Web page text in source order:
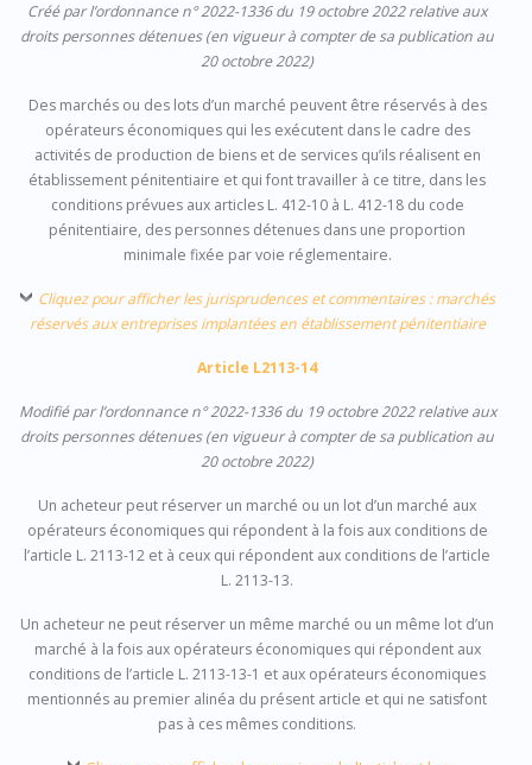
Créé par l’ordonnance n° 2022-1336 du 19 octobre 2022 relative aux
droits personnes détenues (en vigueur à compter de sa publication au
20 octobre 2022)
Des marchés ou des lots d’un marché peuvent être réservés à des
opérateurs économiques qui les exécutent dans le cadre des
activités de production de biens et de services qu’ils réalisent en
établissement pénitentiaire et qui font travailler à ce titre, dans les
conditions prévues aux articles L. 412-10 à L. 412-18 du code
pénitentiaire, des personnes détenues dans une proportion
minimale fixée par voie réglementaire.
Cliquez pour afficher les jurisprudences et commentaires : marchés
réservés aux entreprises implantées en établissement pénitentiaire
Article L2113-14
Modifié par l’ordonnance n° 2022-1336 du 19 octobre 2022 relative aux
droits personnes détenues (en vigueur à compter de sa publication au
20 octobre 2022)
Un acheteur peut réserver un marché ou un lot d’un marché aux
opérateurs économiques qui répondent à la fois aux conditions de
l’article L. 2113-12 et à ceux qui répondent aux conditions de l’article
L. 2113-13.
Un acheteur ne peut réserver un même marché ou un même lot d’un
marché à la fois aux opérateurs économiques qui répondent aux
conditions de l’article L. 2113-13-1 et aux opérateurs économiques
mentionnés au premier alinéa du présent article et qui ne satisfont
pas à ces mêmes conditions.